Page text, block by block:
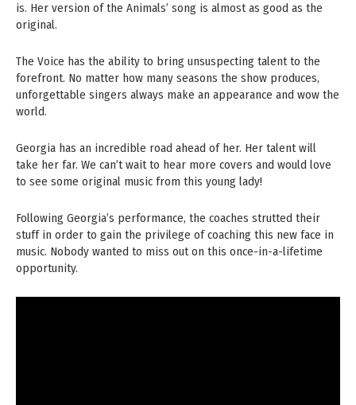
is. Her version of the Animals’ song is almost as good as the
original.
The Voice has the ability to bring unsuspecting talent to the
forefront. No matter how many seasons the show produces,
unforgettable singers always make an appearance and wow the
world.
Georgia has an incredible road ahead of her. Her talent will
take her far. We can’t wait to hear more covers and would love
to see some original music from this young lady!
Following Georgia’s performance, the coaches strutted their
stuff in order to gain the privilege of coaching this new face in
music. Nobody wanted to miss out on this once-in-a-lifetime
opportunity.